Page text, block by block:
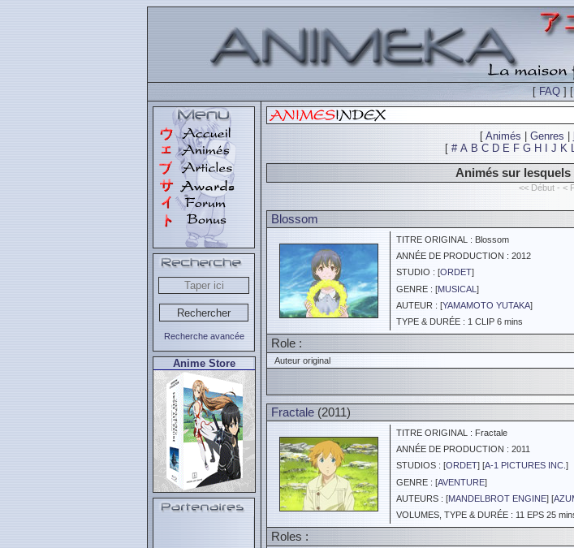
[FAQ ]
Recherche avancée
Anime Store
[ Animés Genres
[ # A B C D E F G H J K
Animés sur lesquels
<< Début - <
Blossom
TITRE ORIGINAL : Blossom
ANNÉE DE PRODUCTION : 2012
STUDIO : [ORDET]
GENRE : [MUSICAL ]
AUTEUR : [YAMAMOTO YUTAKA]
TYPE & DURÉE : 1 CLIP 6 mins
Role :
Auteur original
Fractale (2011)
TITRE ORIGINAL : Fractale
ANNÉE DE PRODUCTION : 2011
STUDIOS : [ORDET] [A-1 PICTURES INC. ]
GENRE : [AVENTURE]
AUTEURS : [MANDELBROT ENGINE] [
VOLUMES, TYPE & DURÉE : 11 EPS 25
Roles :